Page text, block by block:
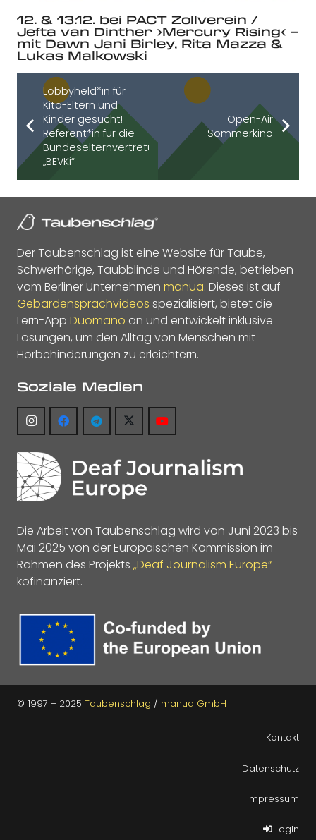
12. & 13.12. bei PACT Zollverein /
Jefta van Dinther ›Mercury Rising‹ –
mit Dawn Jani Birley, Rita Mazza &
Lukas Malkowski
Lobbyheld*in für
Kita-Eltern und
Kinder gesucht!
Referent*in für die
Bundeselternvertretung
„BEVKi“
Open-Air
Sommerkino
Der Taubenschlag ist eine Website für Taube,
Schwerhörige, Taubblinde und Hörende, betrieben
vom Berliner Unternehmen manua. Dieses ist auf
Gebärdensprachvideos spezialisiert, bietet die
Lern-App Duomano an und entwickelt inklusive
Lösungen, um den Alltag von Menschen mit
Hörbehinderungen zu erleichtern.
Soziale Medien
Die Arbeit von Taubenschlag wird von Juni 2023 bis
Mai 2025 von der Europäischen Kommission im
Rahmen des Projekts „Deaf Journalism Europe“
kofinanziert.
© 1997 – 2025 Taubenschlag / manua GmbH
Kontakt
Datenschutz
Impressum
LogIn